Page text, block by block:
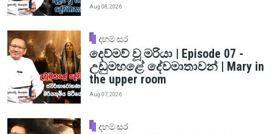
Aug 08, 2026
දහම් සර
දෙව්මව් වූ මරියා | Episode 07 -
උඩුමහළේ දේවමාතාවන් | Mary in
the upper room
Aug 07, 2026
දහම් සර